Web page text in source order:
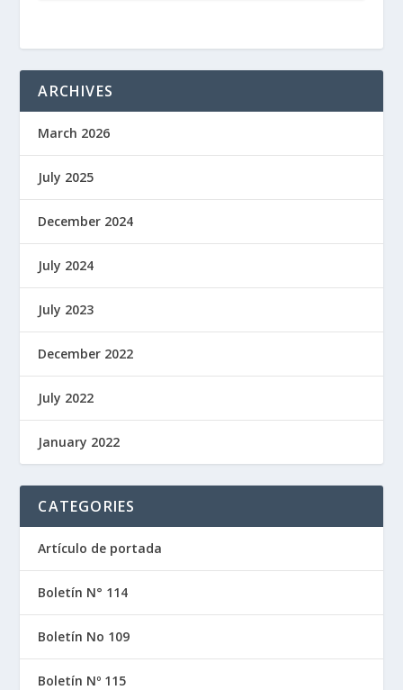
ARCHIVES
March 2026
July 2025
December 2024
July 2024
July 2023
December 2022
July 2022
January 2022
CATEGORIES
Artículo de portada
Boletín N° 114
Boletín No 109
Boletín Nº 115